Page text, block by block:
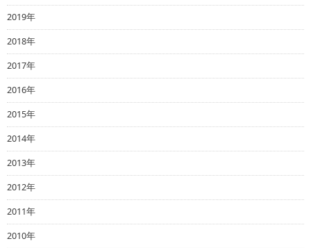
2019年
2018年
2017年
2016年
2015年
2014年
2013年
2012年
2011年
2010年